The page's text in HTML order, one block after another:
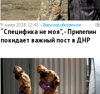
9 июля 2018, 12:45 —Военное обозрение
“Специфика не моя”, - Прилепин
покидает важный пост в ДНР